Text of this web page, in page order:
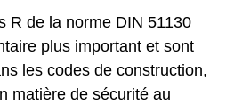
R de la norme DIN 51130
plus important et sont
les codes de construction,
matière de sécurité au